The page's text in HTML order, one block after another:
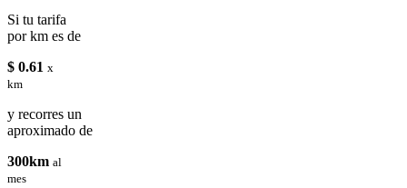
Si tu tarifa
por km es de
$ 0.61 x
km
y recorres un
aproximado de
300km al
mes